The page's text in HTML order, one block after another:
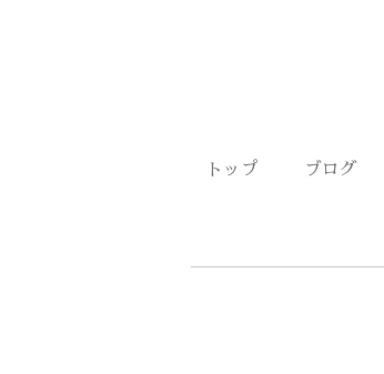
トップ ブログ